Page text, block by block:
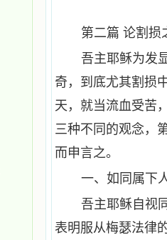
第二篇 论割损
吾主耶稣为发
奇，到底尤其割损
天，就当流血受苦
三种不同的观念，
而申言之。
一、如同属下
吾主耶稣自视
表明服从梅瑟法律